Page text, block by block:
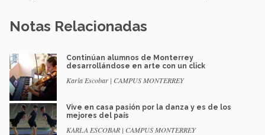
Notas Relacionadas
Continúan alumnos de Monterrey
desarrollándose en arte con un click
Karla Escobar | CAMPUS MONTERREY
Vive en casa pasión por la danza y es de los
mejores del país
KARLA ESCOBAR | CAMPUS MONTERREY